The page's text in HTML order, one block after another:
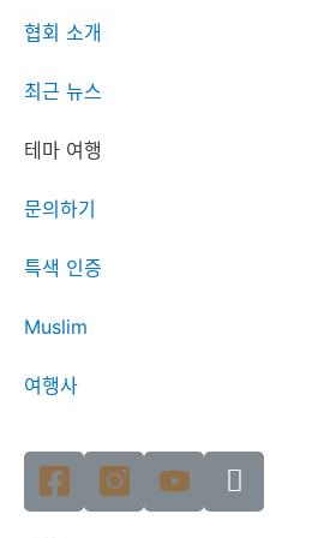
협회 소개
최근 뉴스
테마 여행
문의하기
특색 인증
Muslim
여행사